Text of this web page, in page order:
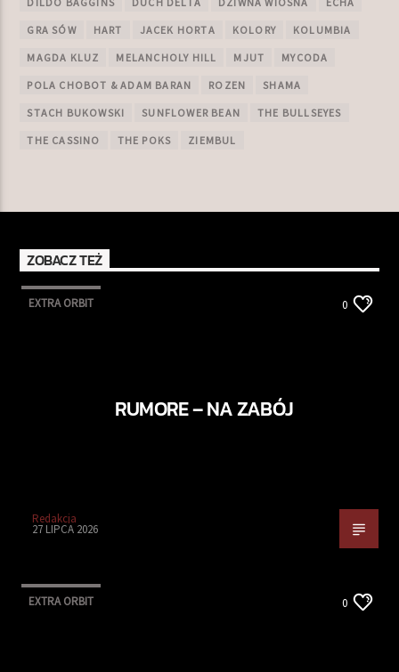
GRA SÓW HART JACEK HORTA KOLORY KOLUMBIA
MAGDA KLUZ MELANCHOLY HILL MJUT MYCODA
POLA CHOBOT & ADAM BARAN ROZEN SHAMA
STACH BUKOWSKI SUNFLOWER BEAN THE BULLSEYES
THE CASSINO THE POKS ZIEMBUL
ZOBACZ TEŻ
EXTRA ORBIT 0
RUMORE – NA ZABÓJ
Redakcja
27 LIPCA 2026
EXTRA ORBIT 0